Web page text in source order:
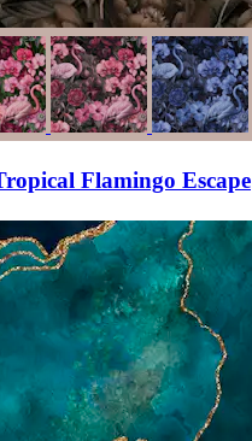
Flamingo Escape